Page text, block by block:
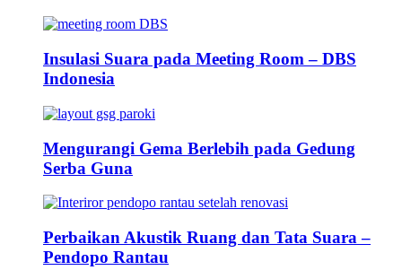
Insulasi Suara pada Meeting Room – DBS
Indonesia
Mengurangi Gema Berlebih pada Gedung
Serba Guna
Perbaikan Akustik Ruang dan Tata Suara –
Pendopo Rantau